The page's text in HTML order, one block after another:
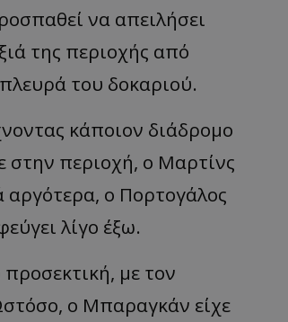
να απειλήσει
της περιοχής από
του δοκαριού.
κάποιον διάδρομο
στην περιοχή, ο Μαρτίνς
ο Πορτογάλος
λίγο έξω.
με τον
ο Μπαραγκάν είχε